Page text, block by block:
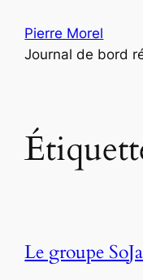
contenu
Pierre Morel
Journal de bord
Le groupe